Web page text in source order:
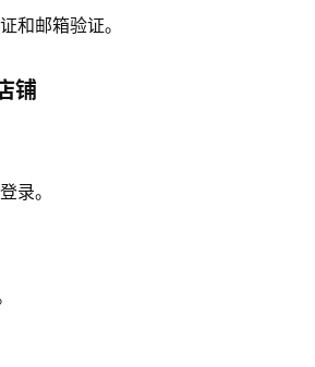
和邮箱验证。
铺
录。